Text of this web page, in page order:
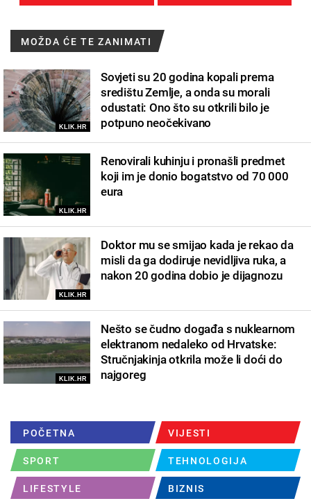
MOŽDA ĆE TE ZANIMATI
KLIK.HR
Sovjeti su 20 godina kopali prema
središtu Zemlje, a onda su morali
odustati: Ono što su otkrili bilo je
potpuno neočekivano
KLIK.HR
Renovirali kuhinju i pronašli predmet
koji im je donio bogatstvo od 70 000
eura
KLIK.HR
Doktor mu se smijao kada je rekao da
misli da ga dodiruje nevidljiva ruka, a
nakon 20 godina dobio je dijagnozu
KLIK.HR
Nešto se čudno događa s nuklearnom
elektranom nedaleko od Hrvatske:
Stručnjakinja otkrila može li doći do
najgoreg
POČETNA VIJESTI
SPORT TEHNOLOGIJA
LIFESTYLE BIZNIS